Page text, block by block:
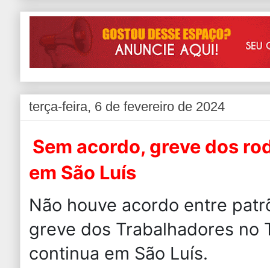
terça-feira, 6 de fevereiro de 2024
Sem acordo, greve dos
em São Luís
Não houve acordo entre
greve dos Trabalhadores no
continua em São Luís.